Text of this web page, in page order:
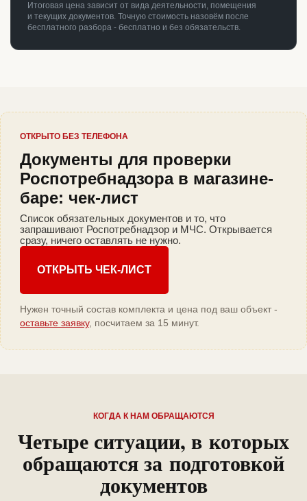
Итоговая цена зависит от вида деятельности, помещения
и текущих документов. Точную стоимость назовём после
бесплатного разбора - бесплатно и без обязательств.
ОТКРЫТО БЕЗ ТЕЛЕФОНА
Документы для проверки
Роспотребнадзора в магазине-
баре: чек-лист
Список обязательных документов и то, что
запрашивают Роспотребнадзор и МЧС. Открывается
сразу, ничего оставлять не нужно.
ОТКРЫТЬ ЧЕК-ЛИСТ
Нужен точный состав комплекта и цена под ваш объект -
оставьте заявку, посчитаем за 15 минут.
КОГДА К НАМ ОБРАЩАЮТСЯ
Четыре ситуации, в которых
обращаются за подготовкой
документов